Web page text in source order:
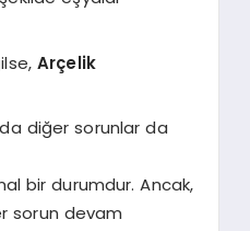
Arçelik
diğer sorunlar da
bir durumdur. Ancak,
sorun devam